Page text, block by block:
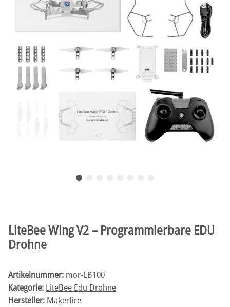
LiteBee Wing V2 – Programmierbare EDU
Drohne
Artikelnummer: mor-LB100
Kategorie: LiteBee Edu Drohne
Hersteller: Makerfire